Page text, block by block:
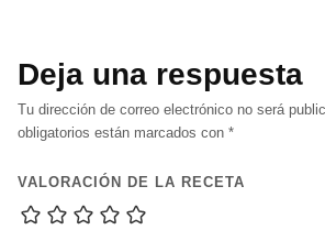
Deja una respuesta
Tu dirección de correo electrónico no será
obligatorios están marcados con *
VALORACIÓN DE LA RECETA